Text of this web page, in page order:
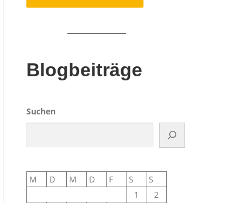
Blogbeiträge
Suchen
M D M D F S
S
1
2